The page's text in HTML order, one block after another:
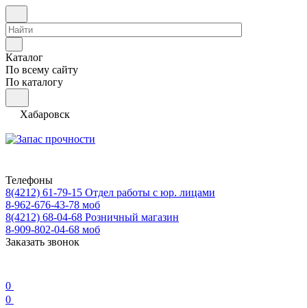
Каталог
По всему сайту
По каталогу
Хабаровск
Телефоны
8(4212) 61-79-15 Отдел работы с юр. лицами
8-962-676-43-78 моб
8(4212) 68-04-68 Розничный магазин
8-909-802-04-68 моб
Заказать звонок
0
0